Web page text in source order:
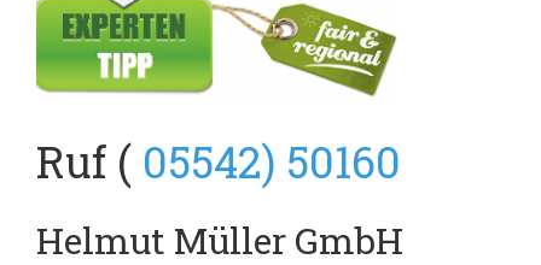
Ruf ( 05542) 50160
Helmut Müller GmbH